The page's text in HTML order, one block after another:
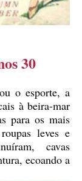
30
o esporte, a
à beira-mar
para os mais
leves e
cavas
ecoando a